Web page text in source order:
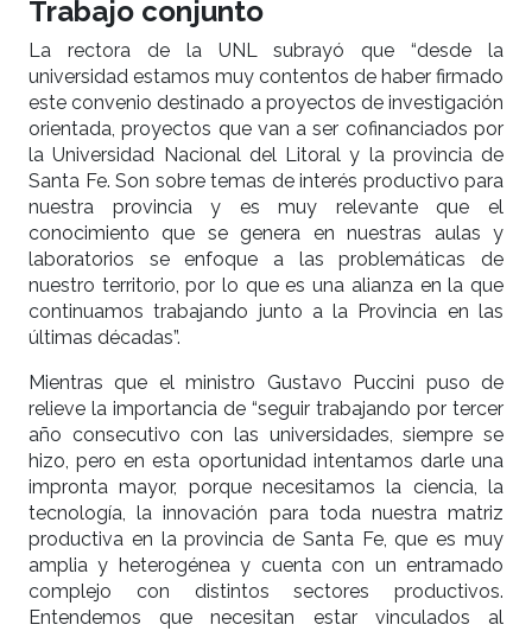
Trabajo conjunto
La rectora de la UNL subrayó que “desde la
universidad estamos muy contentos de haber firmado
este convenio destinado a proyectos de investigación
orientada, proyectos que van a ser cofinanciados por
la Universidad Nacional del Litoral y la provincia de
Santa Fe. Son sobre temas de interés productivo para
nuestra provincia y es muy relevante que el
conocimiento que se genera en nuestras aulas y
laboratorios se enfoque a las problemáticas de
nuestro territorio, por lo que es una alianza en la que
continuamos trabajando junto a la Provincia en las
últimas décadas”.
Mientras que el ministro Gustavo Puccini puso de
relieve la importancia de “seguir trabajando por tercer
año consecutivo con las universidades, siempre se
hizo, pero en esta oportunidad intentamos darle una
impronta mayor, porque necesitamos la ciencia, la
tecnología, la innovación para toda nuestra matriz
productiva en la provincia de Santa Fe, que es muy
amplia y heterogénea y cuenta con un entramado
complejo con distintos sectores productivos.
Entendemos que necesitan estar vinculados al